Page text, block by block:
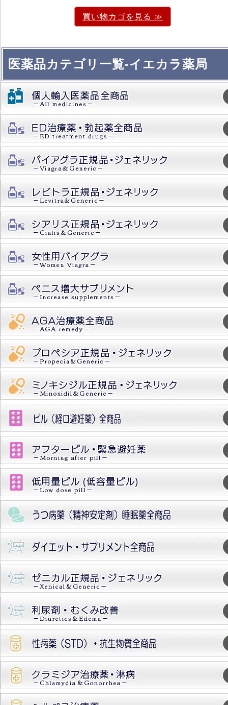
買い物カゴを見る ≫
医薬品カテゴリ一覧-イエカラ薬局